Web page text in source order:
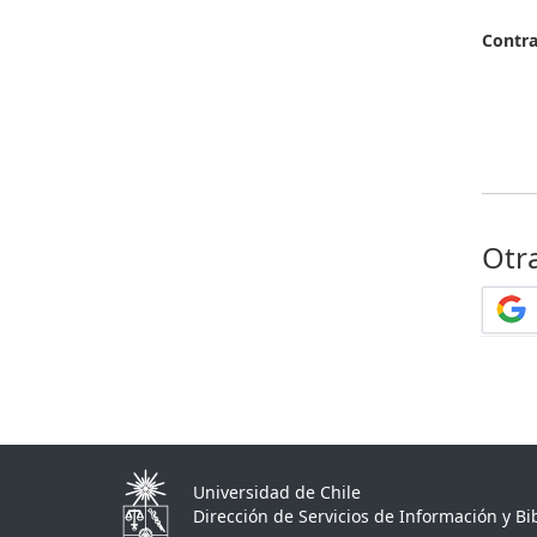
Universidad de Chile
Dirección de Servicios de Información y